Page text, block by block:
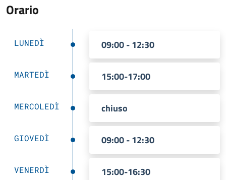
Orario
LUNEDÌ 09:00 - 12:30
MARTEDÌ 15:00-17:00
MERCOLEDÌ chiuso
GIOVEDÌ 09:00 - 12:30
VENERDÌ 15:00-16:30